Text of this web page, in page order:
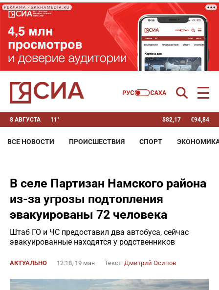
РЕКЛАМА • SAKHAMEDIA.RU
8 АВГУСТА 11° $82,17 €94,84
ВСЕ НОВОСТИ ПРОИСШЕСТВИЯ СПОРТ
В селе Партизан Намского района
из-за угрозы подтопления
эвакуированы 72 человека
Штаб ГО и ЧС предоставил два автобуса, сейчас
эвакуированные находятся у родственников
АКТУАЛЬНО 12:18, 19 мая Текст: Дмитрий Осипов